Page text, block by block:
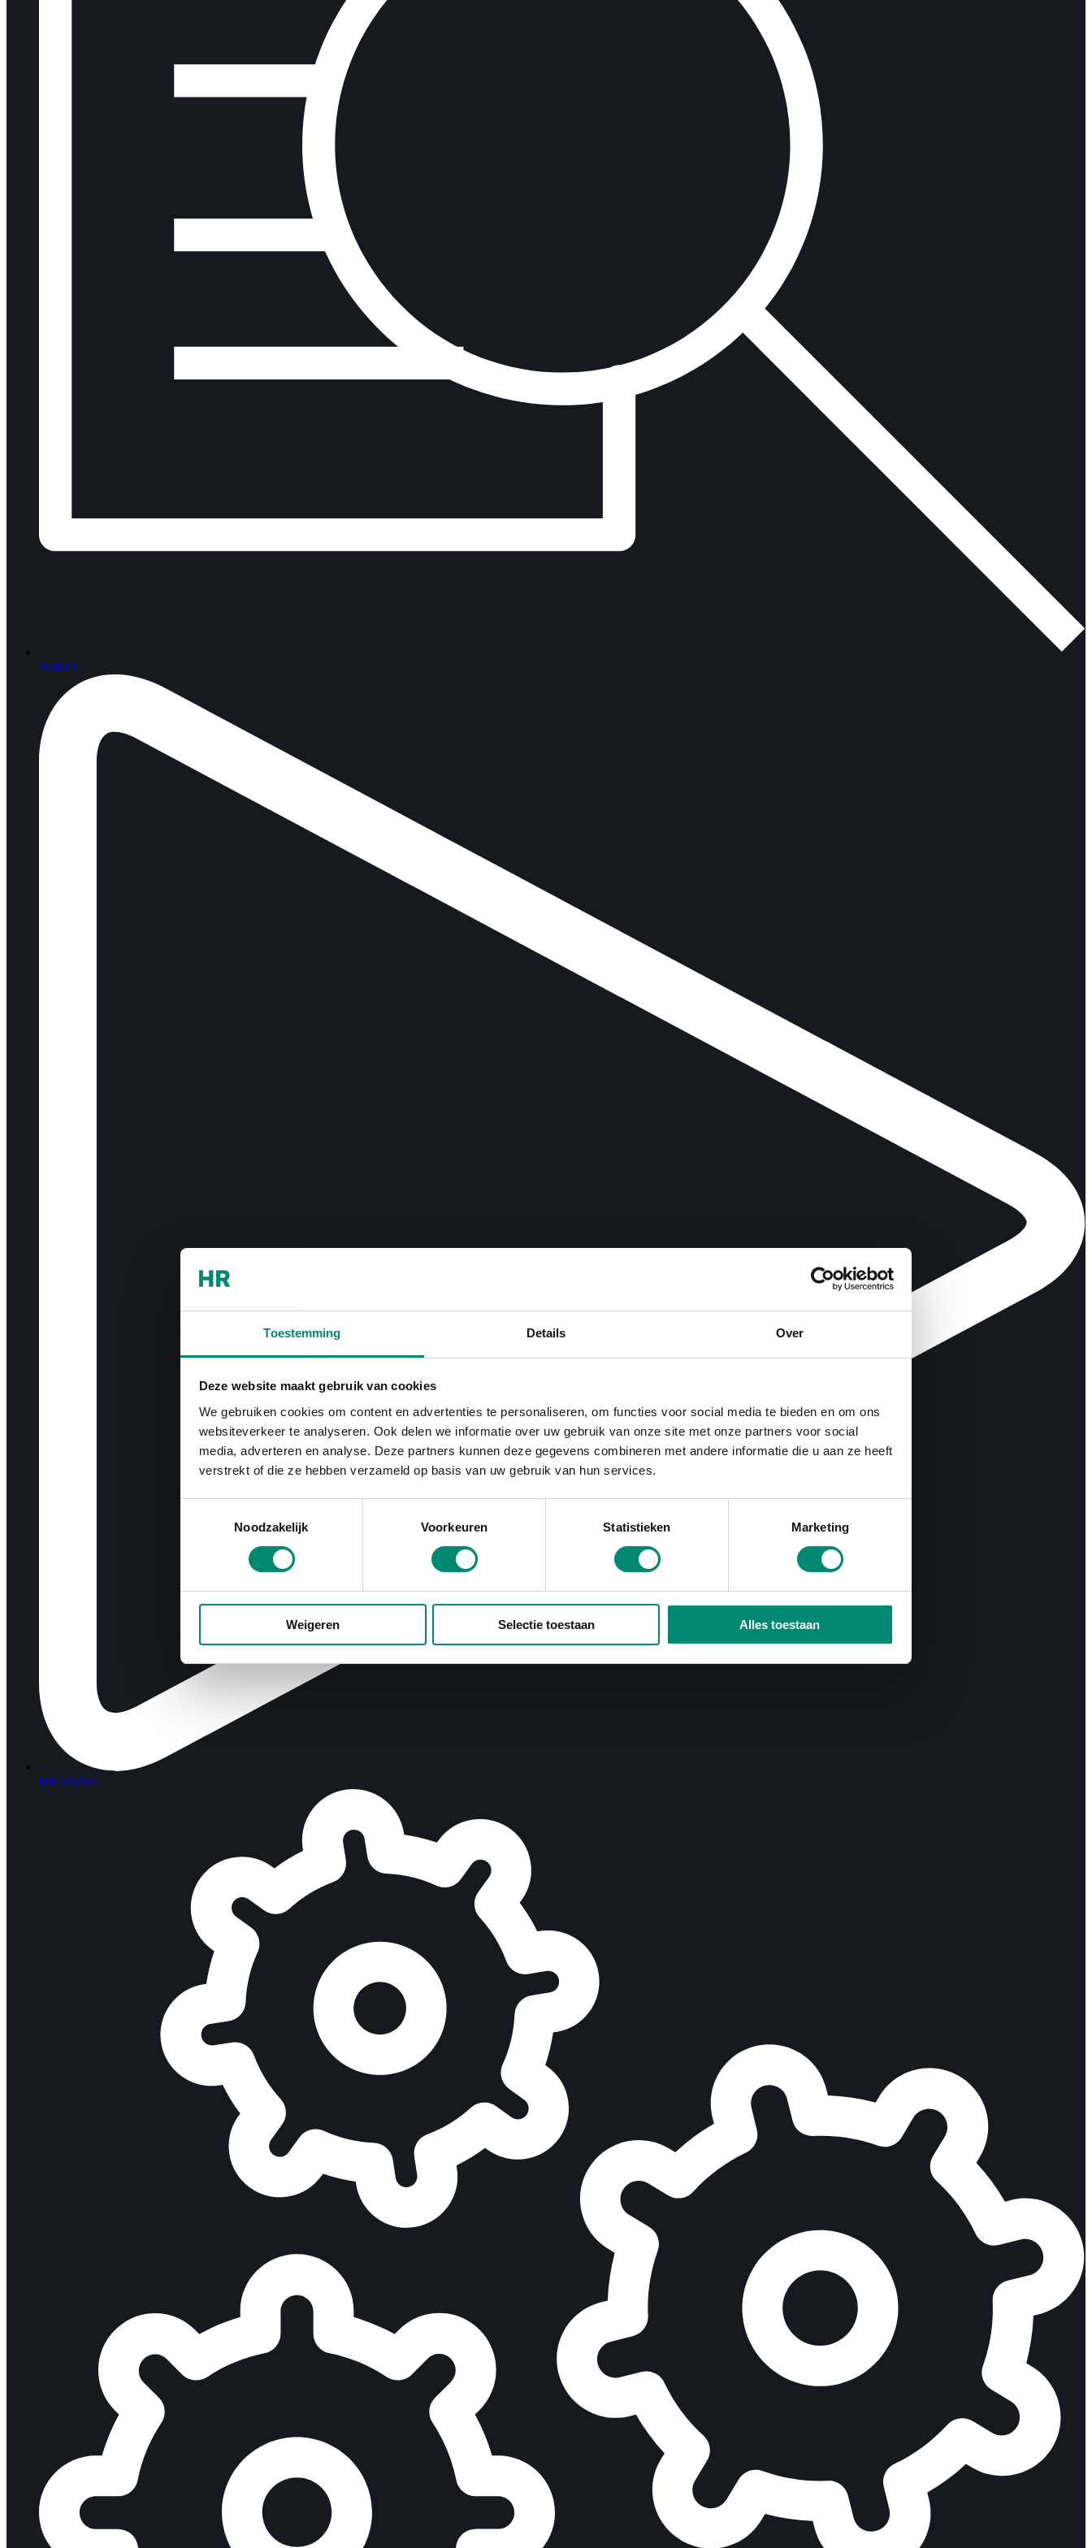
Toestemming Details Over
Deze website maakt gebruik van cookies
We gebruiken cookies om content en advertenties te personaliseren, om functies voor social media te bieden en om ons
websiteverkeer te analyseren. Ook delen we informatie over uw gebruik van onze site met onze partners voor social
media, adverteren en analyse. Deze partners kunnen deze gegevens combineren met andere informatie die u aan ze heeft
verstrekt of die ze hebben verzameld op basis van uw gebruik van hun services.
Noodzakelijk
Voorkeuren Statistieken Marketing
Weigeren Selectie toestaan Alles toestaan
Actueel
HR Stories